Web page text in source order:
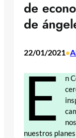
de
de
22/01/2021•
E
n
nuestros